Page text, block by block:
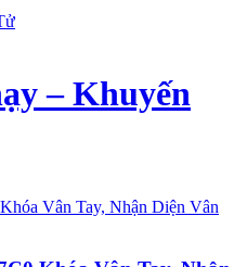
– Khuyến